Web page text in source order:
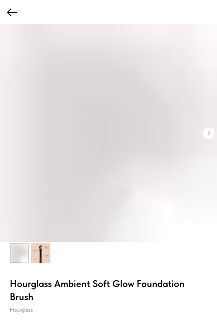
Hourglass Ambient Soft Glow Foundation
Brush
Hourglass